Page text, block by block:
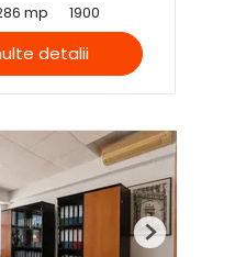
mp 1900
detalii
Next